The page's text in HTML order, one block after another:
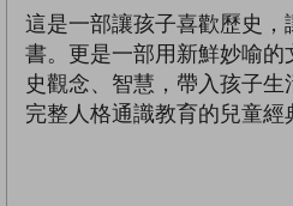
這是一部讓孩子喜歡歷史，
書。更是一部用新鮮妙喻的
史觀念、智慧，帶入孩子
完整人格通識教育的兒童經